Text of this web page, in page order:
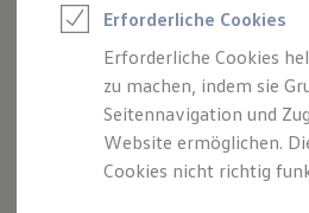
Saisonangebote
Leasing
Leasing-Angebote
Gebrauchtwagen
Junge
Elektroauto Leasing
Kleinwagen-Leasing
Leasing ohne
Die ENERGY
Erforderliche Cookies
Erforderliche Cookies
zu machen, indem sie
Seitennavigation und
Website ermöglichen.
Cookies nicht richtig